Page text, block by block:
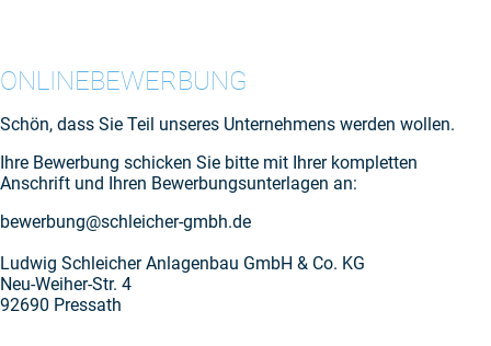
ONLINEBEWERBUNG
Schön, dass Sie Teil unseres Unternehmens werden wollen.
Ihre Bewerbung schicken Sie bitte mit Ihrer kompletten
Anschrift und Ihren Bewerbungsunterlagen an:
bewerbung@schleicher-gmbh.de
Ludwig Schleicher Anlagenbau GmbH & Co. KG
Neu-Weiher-Str. 4
92690 Pressath